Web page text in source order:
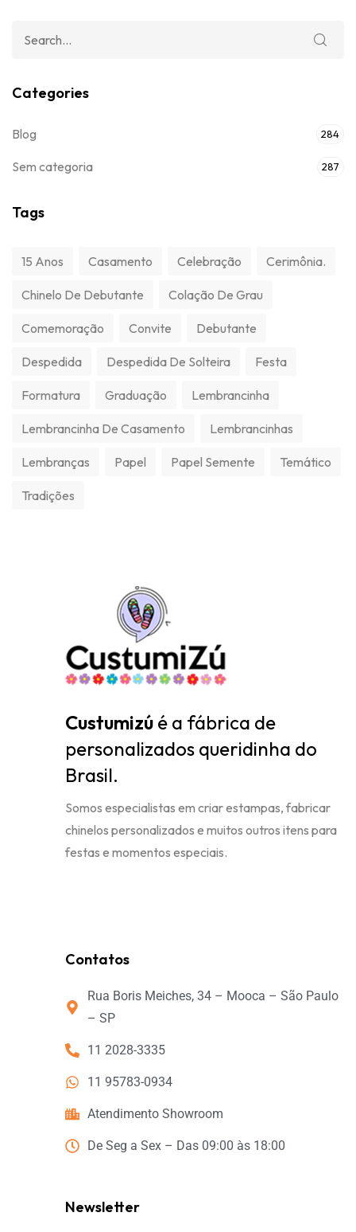
Categories
Blog 284
Sem categoria 287
Tags
15 Anos Casamento Celebração Cerimônia.
Chinelo De Debutante Colação De Grau
Comemoração Convite Debutante
Despedida Despedida De Solteira Festa
Formatura Graduação Lembrancinha
Lembrancinha De Casamento Lembrancinhas
Lembranças Papel Papel Semente Temático
Tradições
Custumizú é a fábrica de
personalizados queridinha do
Brasil.
Somos especialistas em criar estampas, fabricar
chinelos personalizados e muitos outros itens para
festas e momentos especiais.
Contatos
Rua Boris Meiches, 34 – Mooca – São Paulo
– SP
11 2028-3335
11 95783-0934
Atendimento Showroom
De Seg a Sex – Das 09:00 às 18:00
Newsletter